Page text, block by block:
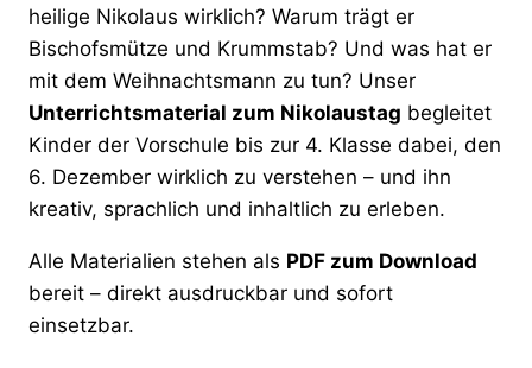
heilige Nikolaus wirklich? Warum trägt er
Bischofsmütze und Krummstab? Und was hat er
mit dem Weihnachtsmann zu tun? Unser
Unterrichtsmaterial zum Nikolaustag begleitet
Kinder der Vorschule bis zur 4. Klasse dabei, den
6. Dezember wirklich zu verstehen – und ihn
kreativ, sprachlich und inhaltlich zu erleben.
Alle Materialien stehen als PDF zum Download
bereit – direkt ausdruckbar und sofort
einsetzbar.